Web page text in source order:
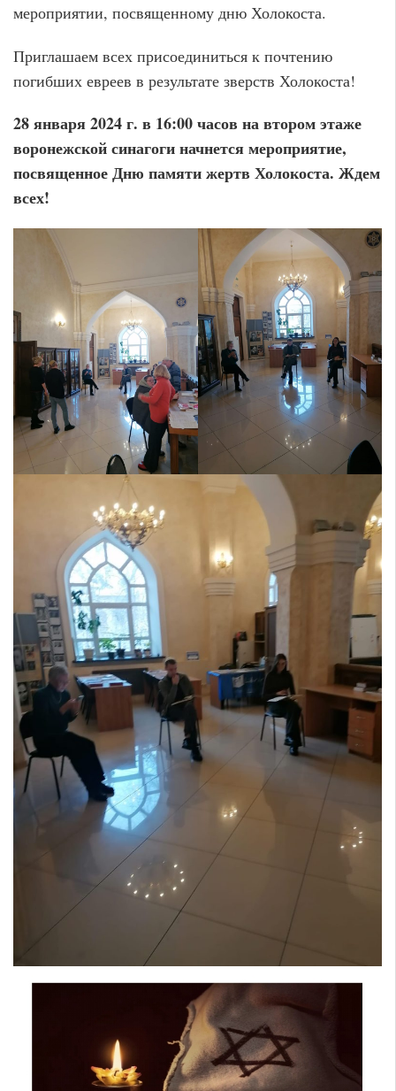
мероприятии, посвященному дню Холокоста.
Приглашаем всех присоединиться к почтению
погибших евреев в результате зверств Холокоста!
28 января 2024 г. в 16:00 часов на втором этаже
воронежской синагоги начнется мероприятие,
посвященное Дню памяти жертв Холокоста. Ждем
всех!